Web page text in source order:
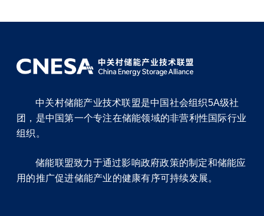
中关村储能产业技术联盟是中国社会组织5A级社
团，是中国第一个专注在储能领域的非营利性国际行业
组织。
储能联盟致力于通过影响政府政策的制定和储能应
用的推广促进储能产业的健康有序可持续发展。